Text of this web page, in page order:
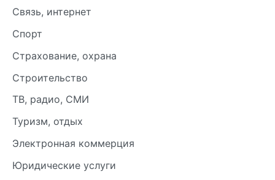
Связь, интернет
Спорт
Страхование, охрана
Строительство
ТВ, радио, СМИ
Туризм, отдых
Электронная коммерция
Юридические услуги